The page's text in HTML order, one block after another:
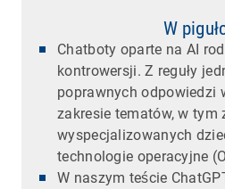
W
Chatboty oparte na AI
kontrowersji. Z reguły
poprawnych odpowiedzi
zakresie tematów, w tym
wyspecjalizowanych
technologie operacyjne
W naszym teście